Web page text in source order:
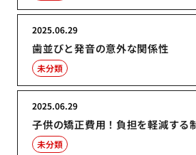
歯並びと発音の意外な関係性
2025.06.29
未分類
子供の矯正費用！負担を軽減する
2025.06.29
未分類